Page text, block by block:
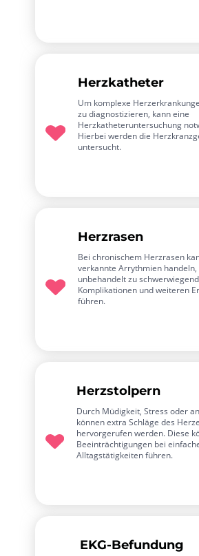
Herzkatheter
Um komplexe
zu diagnostizieren, kann eine
Herzkatheteruntersuchung
Hierbei werden die
untersucht.
Herzrasen
Bei chronischem Herzrasen
verkannte Arrythmien handeln,
unbehandelt zu
Komplikationen und weiteren
führen.
Herzstolpern
Durch Müdigkeit, Stress oder
können extra Schläge des
hervorgerufen werden. Diese
Beeinträchtigungen bei
Alltagstätigkeiten führen.
EKG-Befundung